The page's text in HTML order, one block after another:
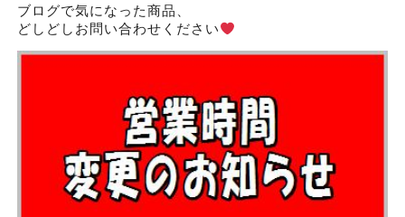
ブログで気になった商品、
どしどしお問い合わせください